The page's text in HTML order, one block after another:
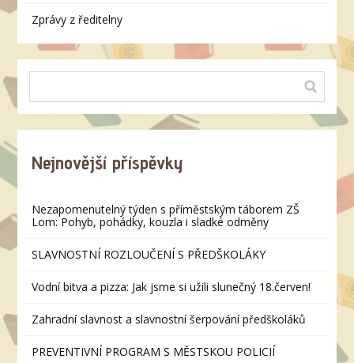
Zprávy z ředitelny
Nejnovější příspěvky
Nezapomenutelný týden s příměstským táborem ZŠ
Lom: Pohyb, pohádky, kouzla i sladké odměny
SLAVNOSTNÍ ROZLOUČENÍ S PŘEDŠKOLÁKY
Vodní bitva a pizza: Jak jsme si užili slunečný 18.červen!
Zahradní slavnost a slavnostní šerpování předškoláků
PREVENTIVNÍ PROGRAM S MĚSTSKOU POLICIÍ